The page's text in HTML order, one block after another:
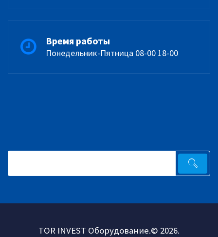
Время работы
Понедельник-Пятница 08-00 18-00
TOR INVEST Оборудование.© 2026.